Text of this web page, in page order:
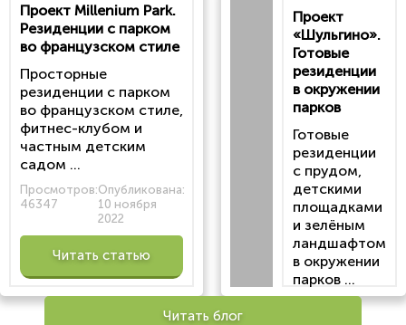
Проект Millenium Park.
Резиденции с парком
во французском стиле
Просторные
резиденции с парком
во французском стиле,
фитнес-клубом и
частным детским
садом ...
Просмотров:
46347
Опубликована:
10 ноября
2022
Читать статью
статью
Проект
«Шульгино».
Готовые
резиденции
в окружении
парков
Готовые
резиденции
с прудом,
детскими
площадками
и зелёным
ландшафтом
в окружении
парков ...
Просмотров:
Читать блог